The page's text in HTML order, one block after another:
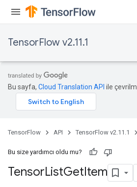
TensorFlow v2.11.1
Bu sayfa, Cloud Translation API ile
TensorFlow API TensorFlow v2.11.1
Bu size yardımcı oldu mu?
TensorListGetItem